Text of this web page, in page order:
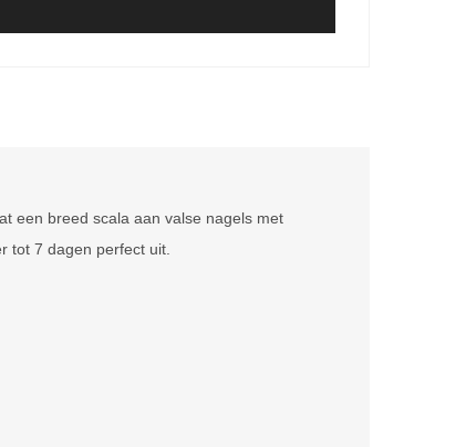
een breed scala aan valse nagels met
tot 7 dagen perfect uit.